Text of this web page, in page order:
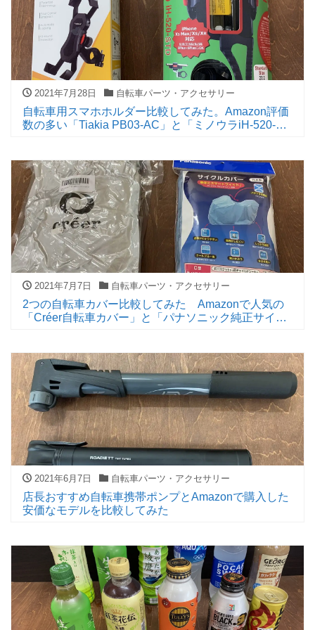
2021年7月28日 自転車パーツ・アクセサリー
自転車用スマホホルダー比較してみた。Amazon評価
数の多い「Tiakia PB03-AC」と「ミノウラiH-520-
2021年7月7日 自転車パーツ・アクセサリー
2つの自転車カバー比較してみた Amazonで人気の
「Créer自転車カバー」と「パナソニック純正サイク
2021年6月7日 自転車パーツ・アクセサリー
店長おすすめ自転車携帯ポンプとAmazonで購入した
安価なモデルを比較してみた